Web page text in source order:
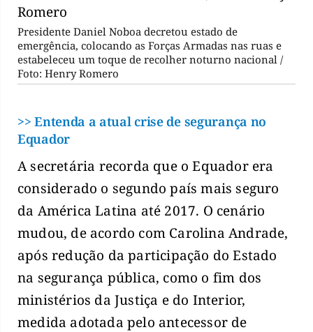
Presidente Daniel Noboa decretou estado de
emergência, colocando as Forças Armadas nas ruas e
estabeleceu um toque de recolher noturno nacional /
Foto: Henry Romero
>> Entenda a atual crise de segurança no
Equador
A secretária recorda que o Equador era
considerado o segundo país mais seguro
da América Latina até 2017. O cenário
mudou, de acordo com Carolina Andrade,
após redução da participação do Estado
na segurança pública, como o fim dos
ministérios da Justiça e do Interior,
medida adotada pelo antecessor de